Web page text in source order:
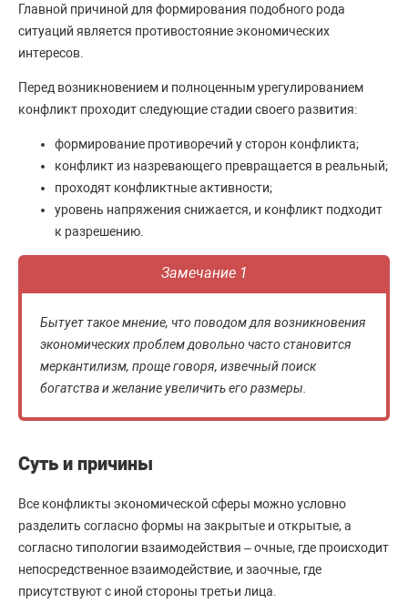
Главной причиной для формирования подобного рода
ситуаций является противостояние экономических
интересов.
Перед возникновением и полноценным урегулированием
конфликт проходит следующие стадии своего развития:
формирование противоречий у сторон конфликта;
конфликт из назревающего превращается в реальный;
проходят конфликтные активности;
уровень напряжения снижается, и конфликт подходит
к разрешению.
Замечание 1
Бытует такое мнение, что поводом для возникновения
экономических проблем довольно часто становится
меркантилизм, проще говоря, извечный поиск
богатства и желание увеличить его размеры.
Суть и причины
Все конфликты экономической сферы можно условно
разделить согласно формы на закрытые и открытые, а
согласно типологии взаимодействия – очные, где происходит
непосредственное взаимодействие, и заочные, где
присутствуют с иной стороны третьи лица.